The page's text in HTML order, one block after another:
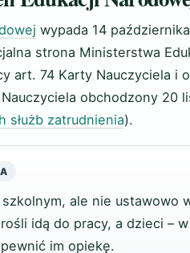
wypada 14
strona Ministerstwa
art. 74 Karty Nauczyciela i
obchodzony 20
służb zatrudnienia).
ale nie ustawowo
idą do pracy, a dzieci –
im opiekę.